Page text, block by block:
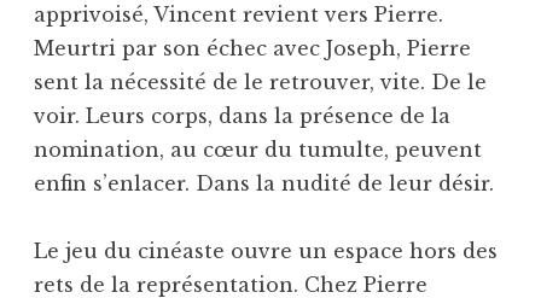
apprivoisé, Vincent revient vers Pierre.
Meurtri par son échec avec Joseph, Pierre
sent la nécessité de le retrouver, vite. De le
voir. Leurs corps, dans la présence de la
nomination, au cœur du tumulte, peuvent
enfin s’enlacer. Dans la nudité de leur désir.
Le jeu du cinéaste ouvre un espace hors des
rets de la représentation. Chez Pierre